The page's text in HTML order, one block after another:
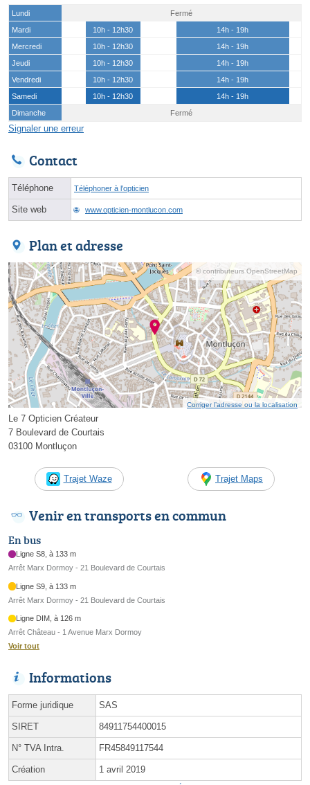
Lundi
Fermé
Mardi
10h - 12h30
14h - 19h
Mercredi
10h - 12h30
14h - 19h
Jeudi
10h - 12h30
14h - 19h
Vendredi
10h - 12h30
14h - 19h
Samedi
10h - 12h30
14h - 19h
Dimanche
Fermé
Signaler une erreur
Contact
Téléphone Téléphoner à l'opticien
Site web www.opticien-montlucon.com
Plan et adresse
© contributeurs OpenStreetMap
Corriger l’adresse ou la localisation
Le 7 Opticien Créateur
7 Boulevard de Courtais
03100 Montluçon
Trajet Waze Trajet Maps
Venir en transports en commun
En bus
Ligne S8, à 133 m
Arrêt Marx Dormoy - 21 Boulevard de Courtais
Ligne S9, à 133 m
Arrêt Marx Dormoy - 21 Boulevard de Courtais
Ligne DIM, à 126 m
Arrêt Château - 1 Avenue Marx Dormoy
Voir tout
Informations
Forme juridique SAS
SIRET 84911754400015
N° TVA Intra. FR45849117544
Création 1 avril 2019